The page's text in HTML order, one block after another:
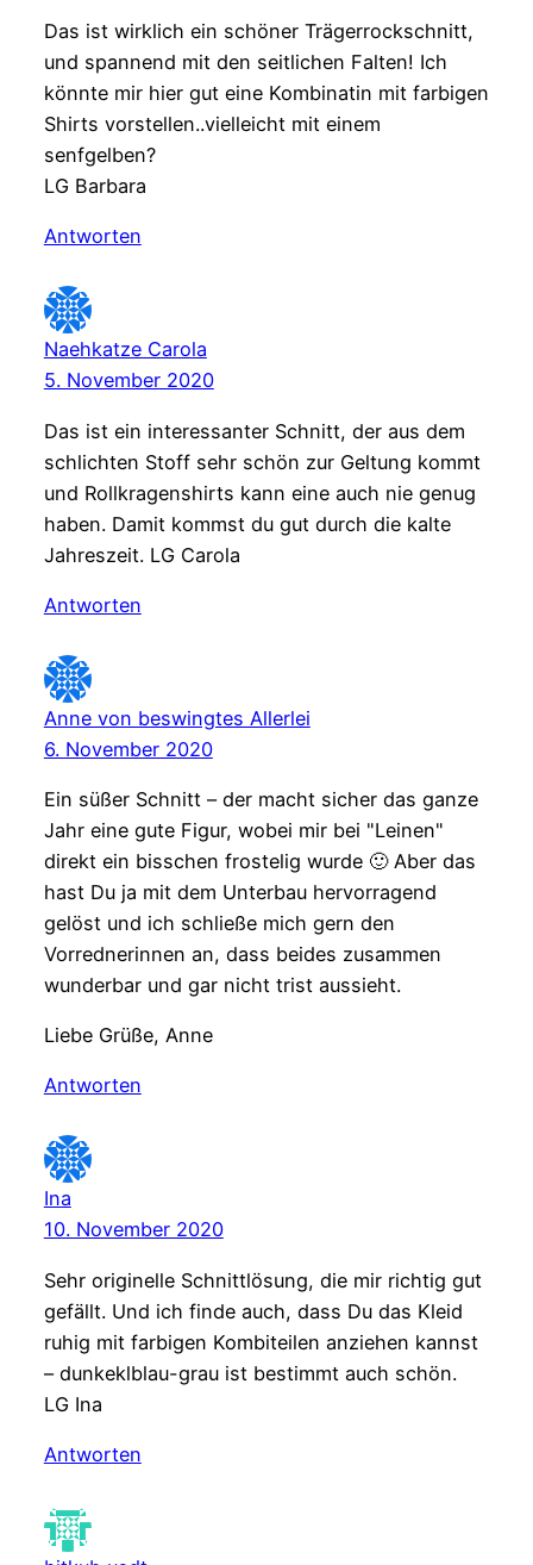
Das ist wirklich ein schöner Trägerrockschnitt,
und spannend mit den seitlichen Falten! Ich
könnte mir hier gut eine Kombinatin mit farbigen
Shirts vorstellen..vielleicht mit einem
senfgelben?
LG Barbara
Antworten
Naehkatze Carola
5. November 2020
Das ist ein interessanter Schnitt, der aus dem
schlichten Stoff sehr schön zur Geltung kommt
und Rollkragenshirts kann eine auch nie genug
haben. Damit kommst du gut durch die kalte
Jahreszeit. LG Carola
Antworten
Anne von beswingtes Allerlei
6. November 2020
Ein süßer Schnitt – der macht sicher das ganze
Jahr eine gute Figur, wobei mir bei "Leinen"
direkt ein bisschen frostelig wurde 🙂 Aber das
hast Du ja mit dem Unterbau hervorragend
gelöst und ich schließe mich gern den
Vorrednerinnen an, dass beides zusammen
wunderbar und gar nicht trist aussieht.
Liebe Grüße, Anne
Antworten
Ina
10. November 2020
Sehr originelle Schnittlösung, die mir richtig gut
gefällt. Und ich finde auch, dass Du das Kleid
ruhig mit farbigen Kombiteilen anziehen kannst
– dunkeklblau-grau ist bestimmt auch schön.
LG Ina
Antworten